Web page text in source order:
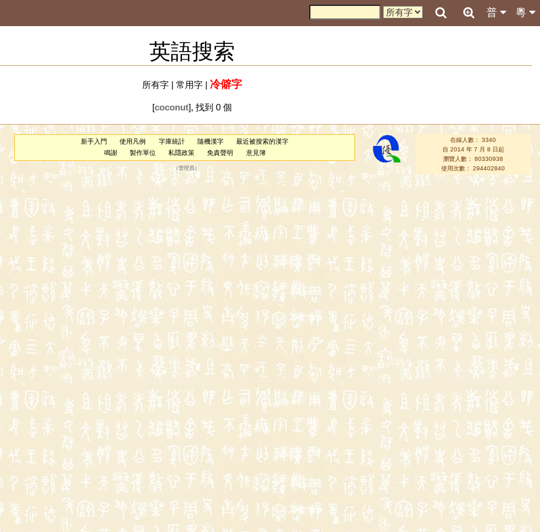
粵
普
英語搜索
所有字| 常用字| 冷僻字
[coconut], 找到 0 個
新手入門 使用凡例 字庫統計 隨機漢字
最近被搜索的漢字
鳴謝
製作單位 私隱政策 免責聲明 意見簿
（管理員 ）
在線人數： 3340
自 2014 年 7 月 8 日起
瀏覽人數： 80330938
使用次數： 294402840